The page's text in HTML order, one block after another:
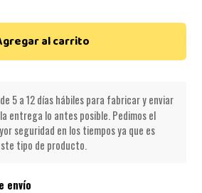
al carrito
5 a 12 días hábiles para fabricar y enviar
entrega lo antes posible. Pedimos el
seguridad en los tiempos ya que es
tipo de producto.
envío